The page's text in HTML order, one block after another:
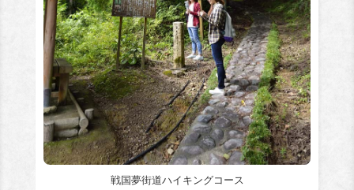
戦国夢街道ハイキングコース